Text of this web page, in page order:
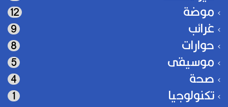
موضة 12
غرائب 9
حوارات 8
موسيقى 5
صحة 4
تكنولوجيا 1